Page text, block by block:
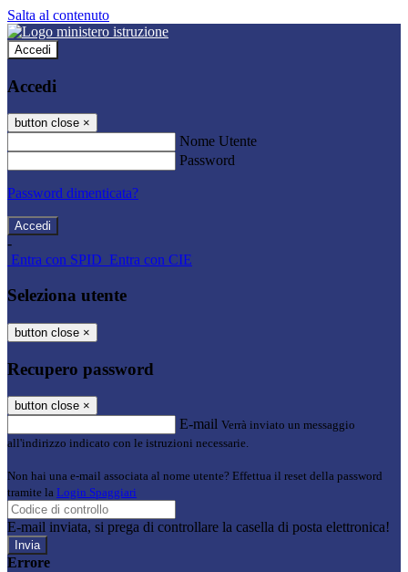
Salta al contenuto
Accedi
Accedi
button close ×
Nome Utente
Password
Password dimenticata?
-
Entra con SPID Entra con CIE
Seleziona utente
button close ×
Recupero password
button close ×
E-mail Verrà inviato un messaggio
all'indirizzo indicato con le istruzioni necessarie.
Non hai una e-mail associata al nome utente? Effettua il reset della password
tramite la Login Spaggiari
E-mail inviata, si prega di controllare la casella di posta elettronica!
Errore